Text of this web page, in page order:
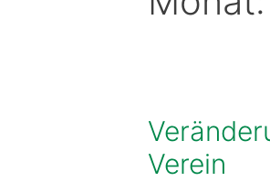
Verein